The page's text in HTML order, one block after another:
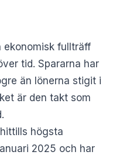
ekonomisk fullträff
tid. Spararna har
än lönerna stigit i
är den takt som
högsta
2025 och har